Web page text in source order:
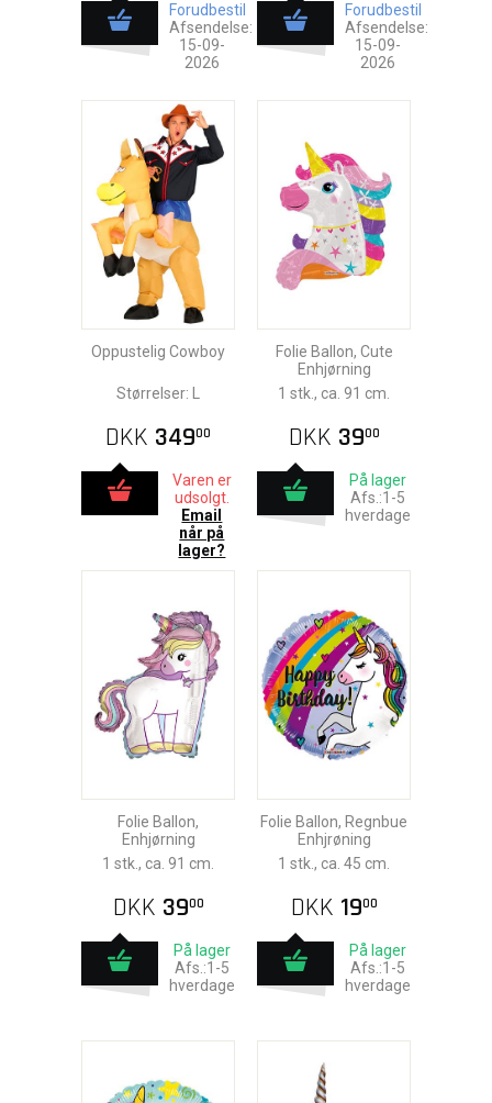
Forudbestil
Afsendelse:
15-09-
2026
Forudbestil
Afsendelse:
15-09-
2026
Oppustelig Cowboy
Størrelser: L
DKK 34900
Varen er
udsolgt.
Email
når på
lager?
Folie Ballon, Cute
Enhjørning
1 stk., ca. 91 cm.
DKK 3900
På lager
Afs.:1-5
hverdage
Folie Ballon,
Enhjørning
1 stk., ca. 91 cm.
DKK 3900
På lager
Afs.:1-5
hverdage
Folie Ballon, Regnbue
Enhjrøning
1 stk., ca. 45 cm.
DKK 1900
På lager
Afs.:1-5
hverdage